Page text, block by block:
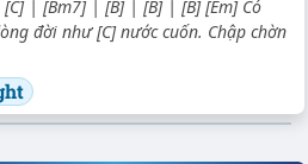
| [Bm7] | [B] | [B] | [B] [Em] Có
đời như [C] nước cuốn. Chập chờn